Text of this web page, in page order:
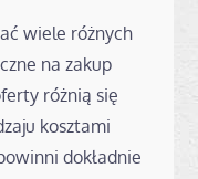
wiele różnych
na zakup
różnią się
kosztami
dokładnie